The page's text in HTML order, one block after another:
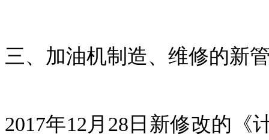
三、加油机制造、维修的新
2017年12月28日新修改的《